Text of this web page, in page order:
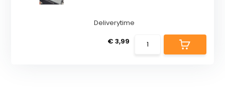
Deliverytime
€ 3,99